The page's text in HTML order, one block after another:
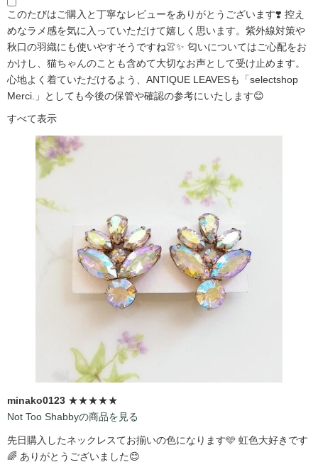
このたびはご購入と丁寧なレビューをありがとうございます❣️ 控え
めなラメ感を気に入っていただけて嬉しく思います。紫外線対策や
秋口の羽織にも使いやすそうですね👚✨ 匂いについてはご心配をお
かけし、猫ちゃんのことも含めて大切なお声として受け止めます。
心地よく着ていただけるよう、ANTIQUE LEAVESも「selectshop
Merci.」としても今後の保管や確認の参考にいたします😊
すべて表示
minako0123 ★★★★★
Not Too Shabbyの商品を見る
先日購入したネックレスてお揃いの色になります🩵 虹色大好きです
🌈 ありがとうございました😊